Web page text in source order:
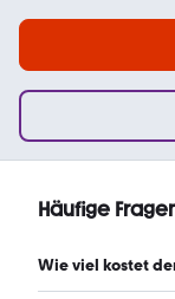
Häufige
Wie viel kostet